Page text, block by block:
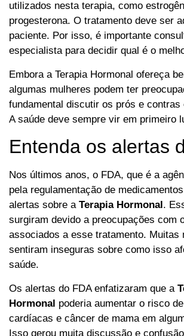
utilizados nesta terapia, como
progesterona. O tratamento deve ser
paciente. Por isso, é importante
especialista para decidir qual é o
Embora a Terapia Hormonal ofereça
algumas mulheres podem ter
fundamental discutir os prós e contras
A saúde deve sempre vir em primeiro
Entenda os alertas
Nos últimos anos, o FDA, que é a
pela regulamentação de
alertas sobre a Terapia Hormonal .
surgiram devido a preocupações com
associados a esse tratamento. Muitas
sentiram inseguras sobre como isso
saúde.
Os alertas do FDA enfatizaram que a
Hormonal poderia aumentar o risco
cardíacas e câncer de mama em
Isso gerou muita discussão e